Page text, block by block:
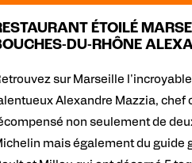
ÉTOILÉ
DU-RHÔNE
sur Marseille
Alexandre Mazzia, chef
non seulement de
mais également du guide